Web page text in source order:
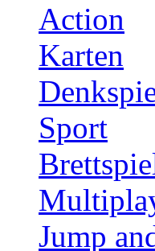
Action
Karten
Sport
Jump